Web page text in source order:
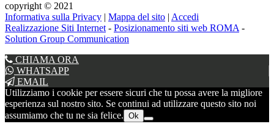
copyright © 2021
Informativa sulla Privacy | Mappa del sito | Accedi
Realizzazione Siti Internet - Posizionamento siti web ROMA -
Solution Group Communication
CHIAMA ORA
WHATSAPP
EMAIL
Utilizziamo i cookie per essere sicuri che tu possa avere la migliore
esperienza sul nostro sito. Se continui ad utilizzare questo sito noi
assumiamo che tu ne sia felice. Ok